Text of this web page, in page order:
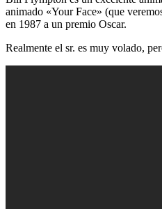
animado «Your Face» (que
en 1987 a un premio Oscar.
Realmente el sr. es muy volado,